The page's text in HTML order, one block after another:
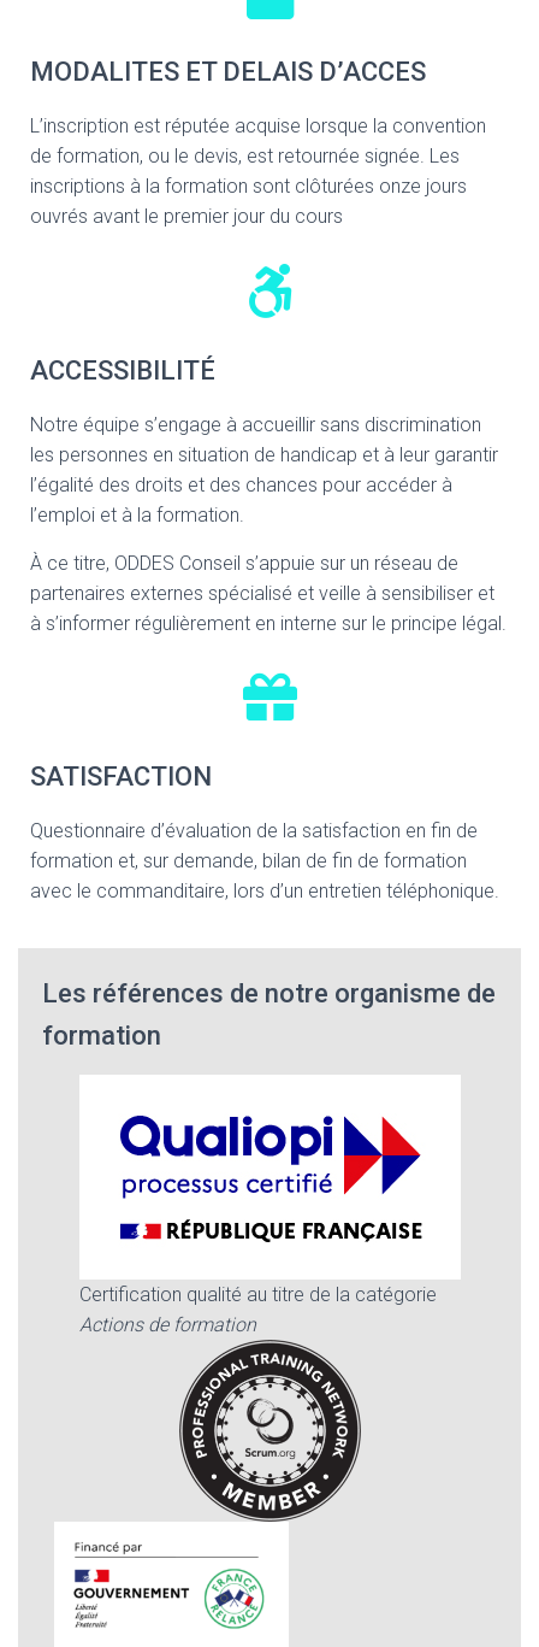
MODALITES ET DELAIS D’ACCES
L’inscription est réputée acquise lorsque la convention
de formation, ou le devis, est retournée signée. Les
inscriptions à la formation sont clôturées onze jours
ouvrés avant le premier jour du cours
ACCESSIBILITÉ
Notre équipe s’engage à accueillir sans discrimination
les personnes en situation de handicap et à leur garantir
l’égalité des droits et des chances pour accéder à
l’emploi et à la formation.
À ce titre, ODDES Conseil s’appuie sur un réseau de
partenaires externes spécialisé et veille à sensibiliser et
à s’informer régulièrement en interne sur le principe légal.
SATISFACTION
Questionnaire d’évaluation de la satisfaction en fin de
formation et, sur demande, bilan de fin de formation
avec le commanditaire, lors d’un entretien téléphonique.
Les références de notre organisme de
formation
Certification qualité au titre de la catégorie
Actions de formation